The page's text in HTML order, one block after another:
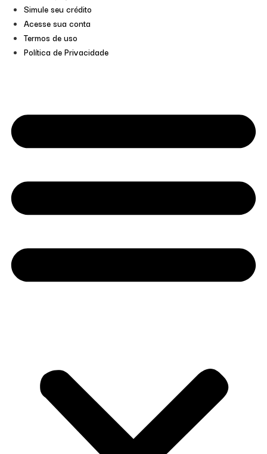
Simule seu crédito
Acesse sua conta
Termos de uso
Política de Privacidade